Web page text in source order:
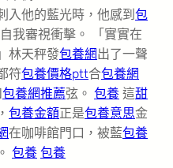
入他的藍光時，他感到 包
我審視衝擊。 「實實在
」林天秤發包養網出了一聲
符包養價格ptt合包養網
包養網推薦弦。 包養 這甜
包養金額正是包養意思金
在咖啡館門口，被藍包養
包養 包養